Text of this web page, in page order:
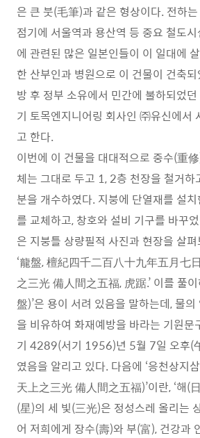
은 큰 붓(毛筆)과 같은 형상이다. 전하
점기에 서울역과 용산역 등 중요 철도
에 관련된 많은 일본인들이 이 일대에
한 산부인과 병원으로 이 건물이 건축
방 후 정부 소유에서 민간에 불하되었
기 토목엔지니어링 회사인 ㈜유신에서
고 한다.
이번에 이 건물을 대대적으로 중수(重
체는 그대로 두고 1, 2층 천장을 철거하
분을 개수하였다. 지붕에 단열재를 설
를 교체하고, 창호와 설비 기구를 바꾸
은 지붕틀 상량필적 사진과 현장을 살
‘龍盤, 檀紀四千二百八十九年五月七
之三光 備人間之五福, 虎踞.’ 이를 풀
盤)’은 용이 서려 있음을 말하는데, 물
을 비유하여 화재예방을 바라는 기원문
기 4289(서기 1956)년 5월 7일 오후(
였음을 알리고 있다. 다음에 ‘응천상지
天上之三光 備人間之五福)’이란, ‘해(
(星)의 세 빛(三光)은 정성스레 올리는
어 저희에게 장수(壽)와 부(富), 건강과